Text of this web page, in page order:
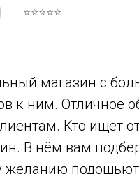
⭐⭐⭐⭐⭐
магазин с
к ним. Отличное
Кто ищет
В нём вам
желанию